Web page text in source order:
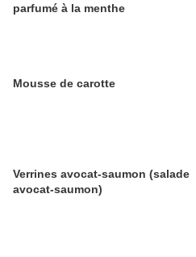
parfumé à la menthe
Mousse de carotte
Verrines avocat-saumon (salade
avocat-saumon)